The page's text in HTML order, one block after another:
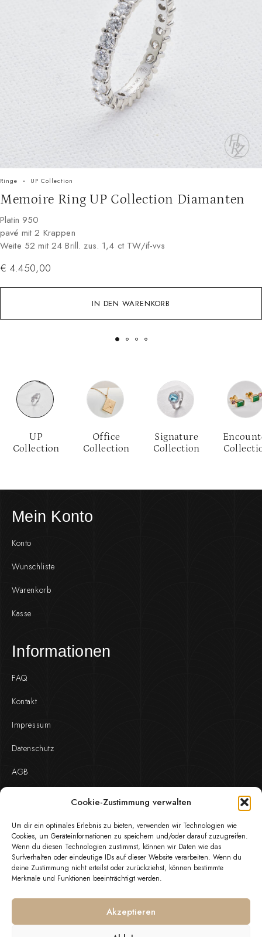
Cookie-Zustimmung verwalten
Um dir ein optimales Erlebnis zu bieten, verwenden wir Technologien wie
Cookies, um Geräteinformationen zu speichern und/oder darauf zuzugreifen.
Wenn du diesen Technologien zustimmst, können wir Daten wie das
Surfverhalten oder eindeutige IDs auf dieser Website verarbeiten. Wenn du
deine Zustimmung nicht erteilst oder zurückziehst, können bestimmte
Merkmale und Funktionen beeinträchtigt werden.
Akzeptieren
IN DEN WARENKORB
Ringe UP Collection
Memoire Ring UP Collection Diamanten
Platin 950
pavé mit 2 Krappen
Weite 52 mit 24 Brill. zus. 1,4 ct TW/if-vvs
€ 4.450,00
UP
Collection
Office
Collection
Signature
Collection
Mein Konto
Konto
Wunschliste
Warenkorb
Kasse
Informationen
FAQ
Kontakt
Impressum
Datenschutz
AGB
Fanny-Zobel-Straße 11, D-12435 Berlin
Mon - Fri: 10:00 - 18:00
info@hrz-jewels.com